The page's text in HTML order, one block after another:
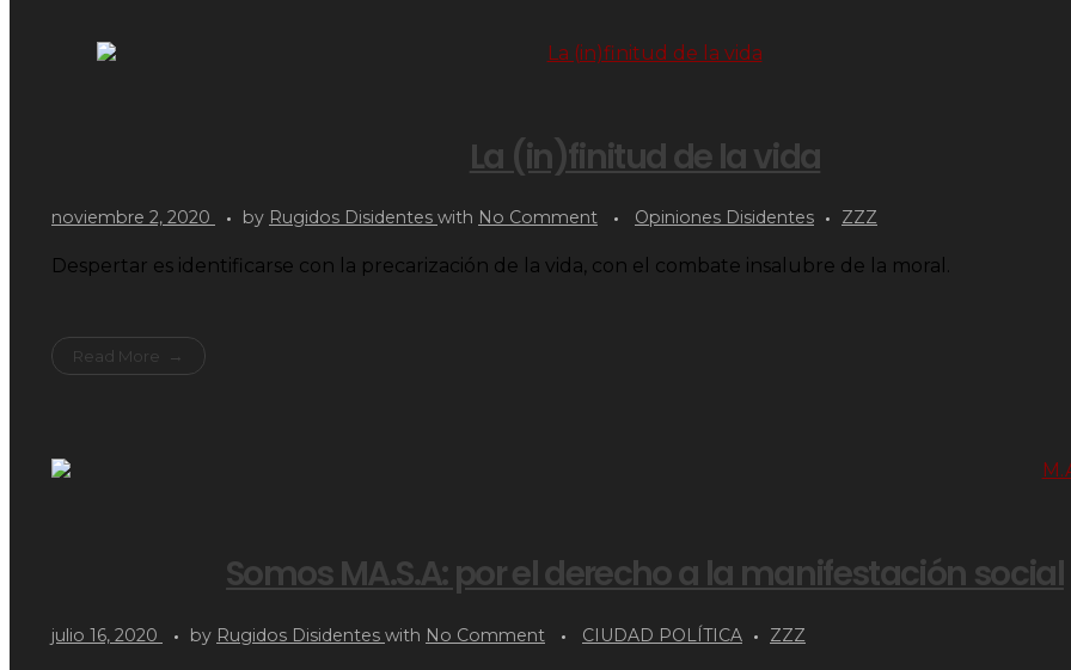
La (in)finitud de la vida
noviembre 2, 2020 by Rugidos Disidentes with No Comment Opiniones Disidentes ZZZ
Despertar es identificarse con la precarización de la vida, con el combate insalubre de la moral.
Read More
Somos MA.S.A: por el derecho a la manifestación social
julio 16, 2020 by Rugidos Disidentes with No Comment CIUDAD POLÍTICA ZZZ